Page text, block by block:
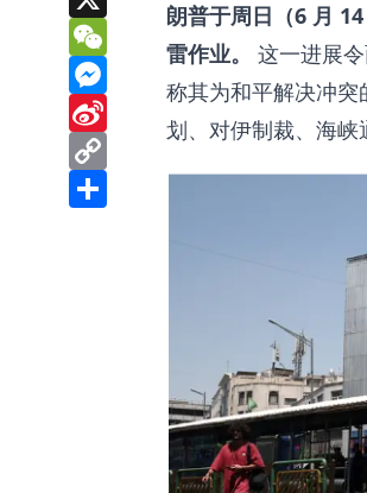
WeChat
Messenger
朗普于周日（6 月
雷作业。
这一进展
称其为和平解决冲
划、对伊制裁、海